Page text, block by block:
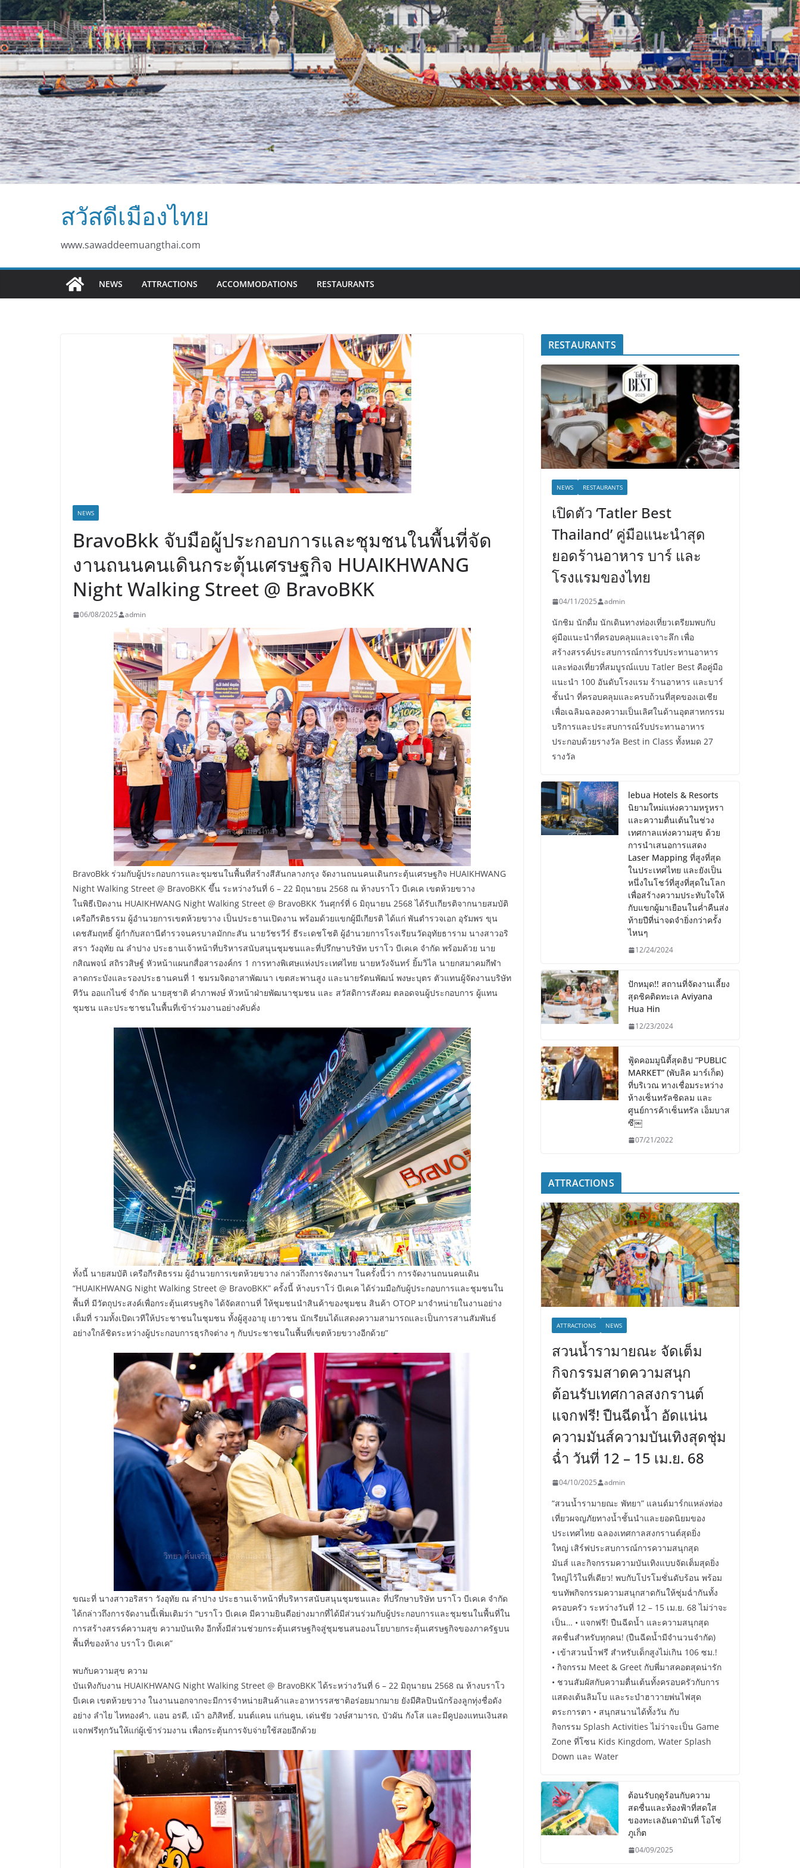
สวัสดีเมืองไทย
www.sawaddeemuangthai.com
NEWS ATTRACTIONS ACCOMMODATIONS RESTAURANTS
NEWS
BravoBkk จับมือผู้ประกอบการและชุมชนในพื้นที่จัด
งานถนนคนเดินกระตุ้นเศรษฐกิจ HUAIKHWANG
Night Walking Street @ BravoBKK
06/08/2025 admin
BravoBkk ร่วมกับผู้ประกอบการและชุมชนในพื้นที่สร้างสีสันกลางกรุง จัดงานถนนคนเดินกระตุ้นเศรษฐกิจ HUAIKHWANG
Night Walking Street @ BravoBKK ขึ้น ระหว่างวันที่ 6 – 22 มิถุนายน 2568 ณ ห้างบราโว บีเคเค เขตห้วยขวาง
ในพิธีเปิดงาน HUAIKHWANG Night Walking Street @ BravoBKK วันศุกร์ที่ 6 มิถุนายน 2568 ได้รับเกียรติจากนายสมบัติ
เครือกีรติธรรม ผู้อำนวยการเขตห้วยขวาง เป็นประธานเปิดงาน พร้อมด้วยแขกผู้มีเกียรติ ได้แก่ พันตำรวจเอก อุรัมพร ขุน
เดชสัมฤทธิ์ ผู้กำกับสถานีตำรวจนครบาลมักกะสัน นายวัชรวีร์ ธีระเดชโชติ ผู้อำนวยการโรงเรียนวัดอุทัยธาราม นางสาวอริ
สรา วังอุทัย ณ ลำปาง ประธานเจ้าหน้าที่บริหารสนับสนุนชุมชนและที่ปรึกษาบริษัท บราโว บีเคเค จำกัด พร้อมด้วย นาย
กสิณพจน์ สถิรวสิษฐ์ หัวหน้าแผนกสื่อสารองค์กร 1 การทางพิเศษแห่งประเทศไทย นายหวังจันทร์ ยิ้มวิไล นายกสมาคมกีฬา
ลาดกระบังและรองประธานคนที่ 1 ชมรมจิตอาสาพัฒนา เขตสะพานสูง และนายรัตนพัฒน์ พงษะบุตร ตัวแทนผู้จัดงานบริษัท
ทีวัน ออแกไนซ์ จำกัด นายสุชาติ คำภาพงษ์ หัวหน้าฝ่ายพัฒนาชุมชน และ สวัสดิการสังคม ตลอดจนผู้ประกอบการ ผู้แทน
ชุมชน และประชาชนในพื้นที่เข้าร่วมงานอย่างคับคั่ง
ทั้งนี้ นายสมบัติ เครือกีรติธรรม ผู้อำนวยการเขตห้วยขวาง กล่าวถึงการจัดงานฯ ในครั้งนี้ว่า การจัดงานถนนคนเดิน
“HUAIKHWANG Night Walking Street @ BravoBKK” ครั้งนี้ ห้างบราโว่ บีเคเค ได้ร่วมมือกับผู้ประกอบการและชุมชนใน
พื้นที่ มีวัตถุประสงค์เพื่อกระตุ้นเศรษฐกิจ ได้จัดสถานที่ ให้ชุมชนนำสินค้าของชุมชน สินค้า OTOP มาจำหน่ายในงานอย่าง
เต็มที่ รวมทั้งเปิดเวทีให้ประชาชนในชุมชน ทั้งผู้สูงอายุ เยาวชน นักเรียนได้แสดงความสามารถและเป็นการสานสัมพันธ์
อย่างใกล้ชิดระหว่างผู้ประกอบการธุรกิจต่าง ๆ กับประชาชนในพื้นที่เขตห้วยขวางอีกด้วย”
ขณะที่ นางสาวอริสรา วังอุทัย ณ ลำปาง ประธานเจ้าหน้าที่บริหารสนับสนุนชุมชนและ ที่ปรึกษาบริษัท บราโว บีเคเค จำกัด
ได้กล่าวถึงการจัดงานนี้เพิ่มเติมว่า “บราโว บีเคเค มีความยินดีอย่างมากที่ได้มีส่วนร่วมกับผู้ประกอบการและชุมชนในพื้นที่ใน
การสร้างสรรค์ความสุข ความบันเทิง อีกทั้งมีส่วนช่วยกระตุ้นเศรษฐกิจสู่ชุมชนสนองนโยบายกระตุ้นเศรษฐกิจของภาครัฐบน
พื้นที่ของห้าง บราโว บีเคเค”
พบกับความสุข ความ
บันเทิงกับงาน HUAIKHWANG Night Walking Street @ BravoBKK ได้ระหว่างวันที่ 6 – 22 มิถุนายน 2568 ณ ห้างบราโว
บีเคเค เขตห้วยขวาง ในงานนอกจากจะมีการจำหน่ายสินค้าและอาหารรสชาติอร่อยมากมาย ยังมีศิลปินนักร้องลูกทุ่งชื่อดัง
อย่าง ลำไย ไหทองคำ, แอน อรดี, เม้า อภิสิทธิ์, มนต์แคน แก่นคูน, เด่นชัย วงษ์สามารถ, บัวผัน กังโส และมีคูปองแทนเงินสด
แจกฟรีทุกวันให้แก่ผู้เข้าร่วมงาน เพื่อกระตุ้นการจับจ่ายใช้สอยอีกด้วย
RESTAURANTS
NEWS RESTAURANTS
เปิดตัว ‘Tatler Best
Thailand’ คู่มือแนะนำสุด
ยอดร้านอาหาร บาร์ และ
โรงแรมของไทย
04/11/2025 admin
นักชิม นักดื่ม นักเดินทางท่องเที่ยวเตรียมพบกับ
คู่มือแนะนำที่ครอบคลุมและเจาะลึก เพื่อ
สร้างสรรค์ประสบการณ์การรับประทานอาหาร
และท่องเที่ยวที่สมบูรณ์แบบ Tatler Best คือคู่มือ
แนะนำ 100 อันดับโรงแรม ร้านอาหาร และบาร์
ชั้นนำ ที่ครอบคลุมและครบถ้วนที่สุดของเอเชีย
เพื่อเฉลิมฉลองความเป็นเลิศในด้านอุตสาหกรรม
บริการและประสบการณ์รับประทานอาหาร
ประกอบด้วยรางวัล Best in Class ทั้งหมด 27
รางวัล
lebua Hotels & Resorts
นิยามใหม่แห่งความหรูหรา
และความตื่นเต้นในช่วง
เทศกาลแห่งความสุข ด้วย
การนำเสนอการแสดง
Laser Mapping ที่สูงที่สุด
ในประเทศไทย และยังเป็น
หนึ่งในโชว์ที่สูงที่สุดในโลก
เพื่อสร้างความประทับใจให้
กับแขกผู้มาเยือนในค่ำคืนส่ง
ท้ายปีที่น่าจดจำยิ่งกว่าครั้ง
ไหนๆ
12/24/2024
ปักหมุด!! สถานที่จัดงานเลี้ยง
สุดชิคติดทะเล Aviyana
Hua Hin
12/23/2024
ฟู้ดคอมมูนิตี้สุดฮิป “PUBLIC
MARKET” (พับลิค มาร์เก็ต)
ที่บริเวณ ทางเชื่อมระหว่าง
ห้างเซ็นทรัลชิดลม และ
ศูนย์การค้าเซ็นทรัล เอ็มบาส
ซี￼
07/21/2022
ATTRACTIONS
ATTRACTIONS NEWS
สวนน้ำรามายณะ จัดเต็ม
กิจกรรมสาดความสนุก
ต้อนรับเทศกาลสงกรานต์
แจกฟรี! ปืนฉีดน้ำ อัดแน่น
ความมันส์ความบันเทิงสุดชุ่ม
ฉ่ำ วันที่ 12 – 15 เม.ย. 68
04/10/2025 admin
“สวนน้ำรามายณะ พัทยา” แลนด์มาร์กแหล่งท่อง
เที่ยวผจญภัยทางน้ำชั้นนำและยอดนิยมของ
ประเทศไทย ฉลองเทศกาลสงกรานต์สุดยิ่ง
ใหญ่ เสิร์ฟประสบการณ์การความสนุกสุด
มันส์ และกิจกรรมความบันเทิงแบบจัดเต็มสุดยิ่ง
ใหญ่ไว้ในที่เดียว! พบกับโปรโมชั่นดับร้อน พร้อม
ขนทัพกิจกรรมความสนุกสาดกันให้ชุ่มฉ่ำกันทั้ง
ครอบครัว ระหว่างวันที่ 12 – 15 เม.ย. 68 ไม่ว่าจะ
เป็น… • แจกฟรี! ปืนฉีดน้ำ และความสนุกสุด
สดชื่นสำหรับทุกคน! (ปืนฉีดน้ำมีจำนวนจำกัด)
• เข้าสวนน้ำฟรี สำหรับเด็กสูงไม่เกิน 106 ซม.!
• กิจกรรม Meet & Greet กับพี่มาสคอตสุดน่ารัก
• ชวนสัมผัสกับความตื่นเต้นทั้งครอบครัวกับการ
แสดงเต้นลิมโบ และระบำฮาวายพ่นไฟสุด
ตระการตา • สนุกสนานได้ทั้งวัน กับ
กิจกรรม Splash Activities ไม่ว่าจะเป็น Game
Zone ที่โซน Kids Kingdom, Water Splash
Down และ Water
ต้อนรับฤดูร้อนกับความ
สดชื่นและท้องฟ้าที่สดใส
ของทะเลอันดามันที่ โอโซ่
ภูเก็ต
04/09/2025